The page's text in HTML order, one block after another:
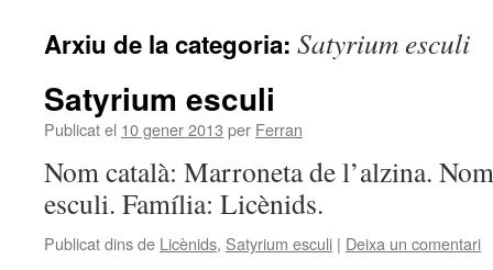
Arxiu de la categoria: Satyrium esculi
Satyrium esculi
Publicat el 10 gener 2013 per Ferran
Nom català: Marroneta de l’alzina.
esculi. Família: Licènids.
Publicat dins de Licènids, Satyrium esculi | Deixa un comentari